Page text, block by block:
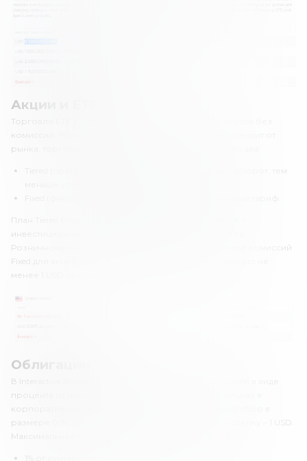
Акции и ETF
Торговля ETF в «Интерактив Брокерс» осуществляется без
комиссий. Что касается акций, уровень комиссий зависит от
рынка, торгового оборота и плана тарификации. Их два:
Tiered (прогрессивная комиссия) – чем больше оборот, тем
План Tiered больше подойдет для крупных клиентов –
инвестиционных фондов, управляющих счетами и т.д.
Розничному инвестору подойдет тариф Fixed. Размер комиссий
Fixed для акций США составляет 0.005 USD за акцию (но не
менее 1 USD за сделку).
Облигации
В Interactive Brokers облигации облагаются комиссией в виде
процента от номинальной стоимости. При инвестициях в
корпоративные облигации, инвесторы уплачивают сбор в
размере 0.1% от номинала. Минимальная плата за сделку – 1 USD.
Максимальная плата – меньшее из двух вариантов: